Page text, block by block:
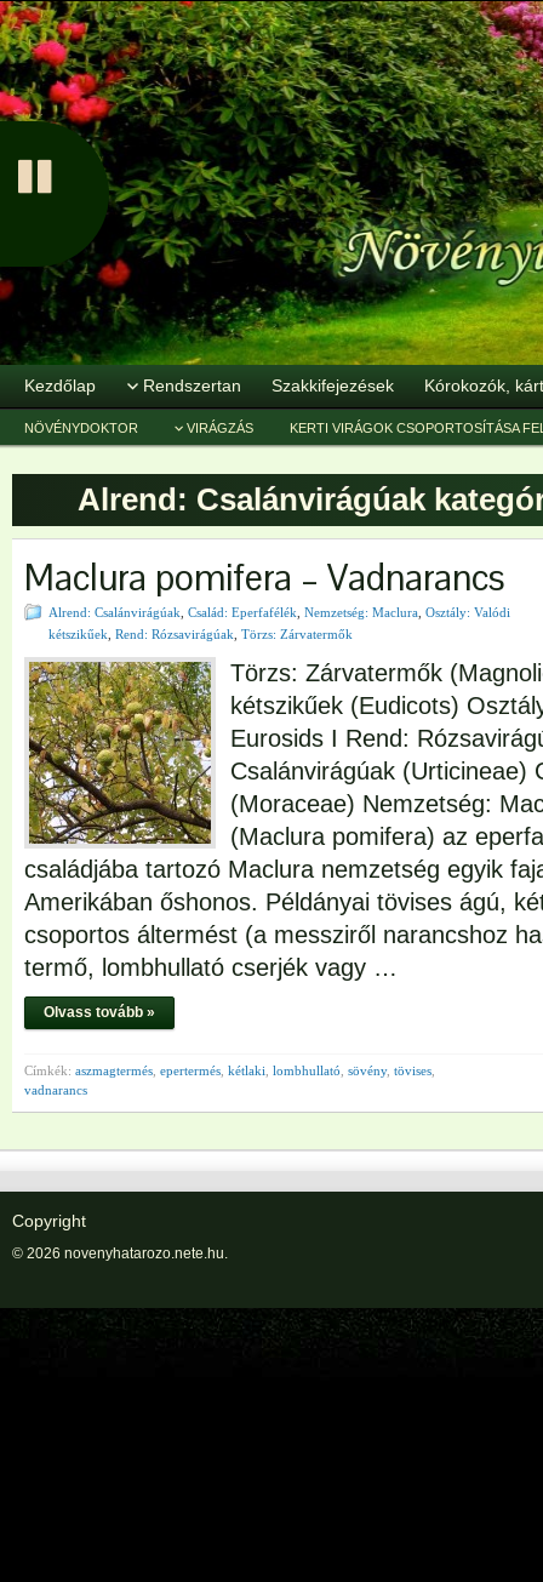
Kezdőlap Rendszertan Szakkifejezések Kórokozók,
NÖVÉNYDOKTOR VIRÁGZÁS KERTI VIRÁGOK CSOPORTOSÍTÁSA
Alrend: Csalánvirágúak
Maclura pomifera – Vadnarancs
Alrend: Csalánvirágúak Család: Eperfafélék Nemzetség: Maclura Osztály: Valódi
kétszikűek Rend: Rózsavirágúak Törzs: Zárvatermők
Törzs: Zárvatermők
kétszikűek (Eudicots)
Eurosids I Rend:
Csalánvirágúak (Urticineae)
(Moraceae) Nemzetség:
(Maclura pomifera) az
családjába tartozó Maclura nemzetség egyik
Amerikában őshonos. Példányai tövises ágú,
csoportos áltermést (a messziről narancshoz
termő, lombhullató cserjék vagy …
Olvass tovább »
Címkék: aszmagtermés epertermés kétlaki lombhullató sövény, tövises
vadnarancs
Copyright
© 2026 novenyhatarozo.nete.hu.